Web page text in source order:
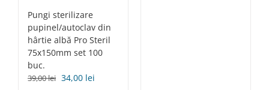
Pungi sterilizare
pupinel/autoclav din
hârtie albă Pro Steril
75x150mm set 100
buc.
39,00lei Prețul
34,00 lei